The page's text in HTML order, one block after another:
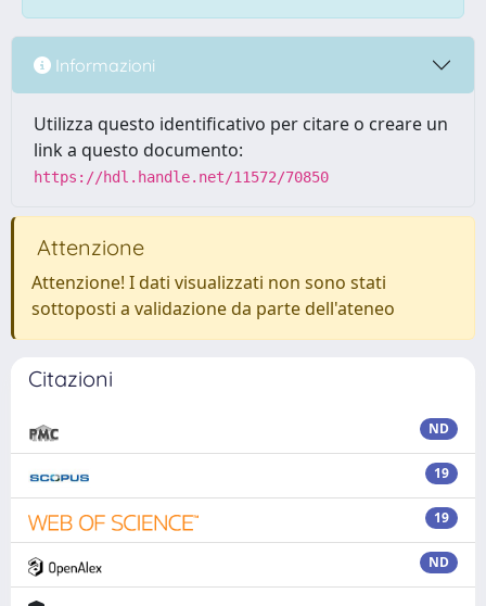
Informazioni
Utilizza questo identificativo per citare o creare un
link a questo documento:
https://hdl.handle.net/11572/70850
Attenzione
Attenzione! I dati visualizzati non sono stati
sottoposti a validazione da parte dell'ateneo
Citazioni
ND
19
19
ND